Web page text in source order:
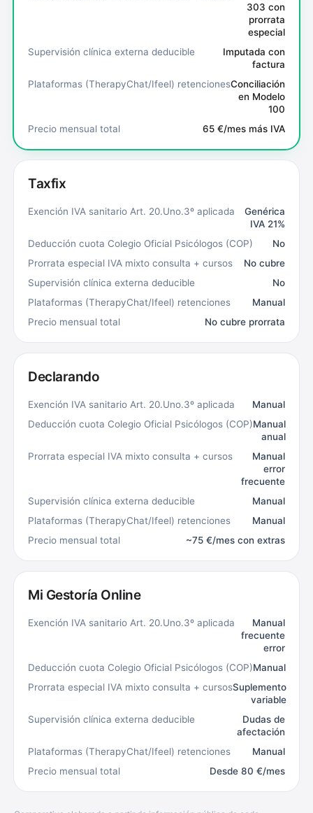
303 con
prorrata
especial
Supervisión clínica externa deducible
Imputada con
factura
Plataformas (TherapyChat/Ifeel) retencionesConciliación
en Modelo
100
Precio mensual total
65 €/mes más IVA
Taxfix
Exención IVA sanitario Art. 20.Uno.3º aplicada
Genérica
IVA 21%
Deducción cuota Colegio Oficial Psicólogos (COP)
No
Prorrata especial IVA mixto consulta + cursos
No cubre
Supervisión clínica externa deducible
No
Plataformas (TherapyChat/Ifeel) retenciones
Manual
Precio mensual total
No cubre prorrata
Declarando
Exención IVA sanitario Art. 20.Uno.3º aplicada
Manual
Deducción cuota Colegio Oficial Psicólogos (COP)Manual
anual
Prorrata especial IVA mixto consulta + cursos
Manual
error
frecuente
Supervisión clínica externa deducible
Manual
Plataformas (TherapyChat/Ifeel) retenciones
Manual
Precio mensual total
~75 €/mes con extras
Mi Gestoría Online
Exención IVA sanitario Art. 20.Uno.3º aplicada
Manual
frecuente
error
Deducción cuota Colegio Oficial Psicólogos (COP)Manual
Prorrata especial IVA mixto consulta + cursosSuplemento
variable
Supervisión clínica externa deducible
Dudas de
afectación
Plataformas (TherapyChat/Ifeel) retenciones
Manual
Precio mensual total
Desde 80 €/mes